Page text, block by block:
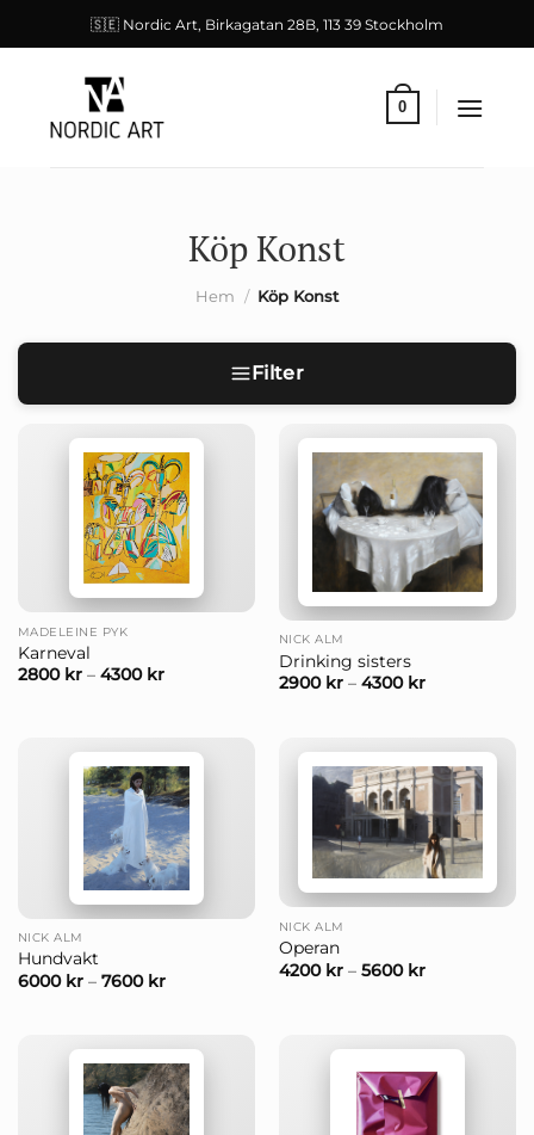
to
🇸🇪 Nordic Art, Birkagatan 28B, 113 39 Stockholm
0
Köp Konst
Hem / Köp Konst
Filter
MADELEINE PYK
Karneval
2800 kr– 4300 kr
NICK ALM
Drinking sisters
2900 kr– 4300 kr
NICK ALM
Hundvakt
6000 kr– 7600 kr
NICK ALM
Operan
4200 kr– 5600 kr